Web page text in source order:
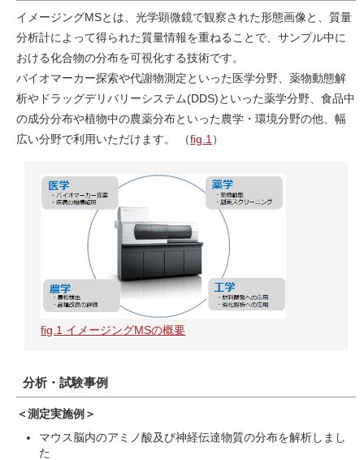
イメージングMSとは、光学顕微鏡で観察された形態画像と、質量
分析計によって得られた質量情報を重ねることで、サンプル中に
おける化合物の分布を可視化する技術です。
バイオマーカー探索や代謝物測定といった医学分野、薬物動態解
析やドラッグデリバリーシステム(DDS)といった薬学分野、食品中
の成分分布や植物中の農薬分布といった農学・環境分野の他、幅
広い分野で利用いただけます。 （fig.1 ）
fig.1 イメージングMSの概要
分析・試験事例
＜測定実施例＞
マウス脳内のアミノ酸及び神経伝達物質の分布を解析しまし
た
ワケンG オンラインショップ
和研薬 ホームページ